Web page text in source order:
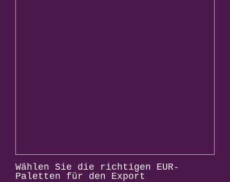
Wählen Sie die richtigen EUR-
Paletten für den Export